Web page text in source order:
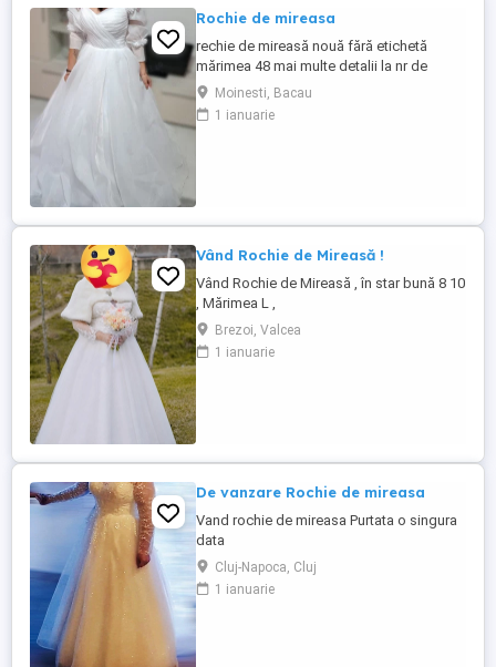
Rochie de mireasa
rechie de mireasă nouă fără etichetă
mărimea 48 mai multe detalii la nr de
telefonMoinesti, Bacau
1 ianuarie
Vând Rochie de Mireasă !
Vând Rochie de Mireasă , în star bună 8 10
, Mărimea L ,
Brezoi, Valcea
1 ianuarie
De vanzare Rochie de mireasa
Vand rochie de mireasa Purtata o singura
data
Cluj-Napoca, Cluj
1 ianuarie